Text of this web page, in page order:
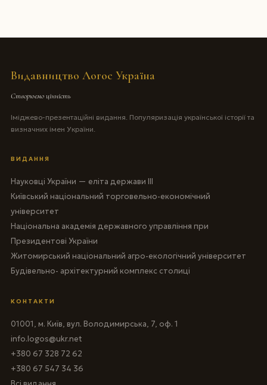
Видавництво Логос Україна
Створюємо цінність
Іміджево-презентаційні видання. Популяризація української історії та
визначних імен України.
ВИДАННЯ
Науковці України — еліта держави III
Київський національний торговельно-економічний
університет
Національна академія державного управління при
Президентові України
Житомирський національний агро-екологічний університет
Будівельно- архітектурний комплекс столиці
КОНТАКТИ
01001, м. Київ, вул. Володимирська, 7, оф. 1
info.logos@ukr.net
+380 67 328 72 62
+380 67 547 34 36